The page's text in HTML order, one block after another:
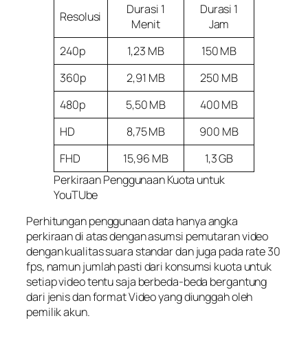
Resolusi
Durasi 1
Menit
Durasi 1
Jam
240p
1,23 MB
150 MB
360p
2,91 MB
250 MB
480p
5,50 MB
400 MB
HD
8,75 MB
900 MB
FHD
15,96 MB
1,3 GB
Perkiraan Penggunaan Kuota untuk
YouTUbe
Perhitungan penggunaan data hanya angka
perkiraan di atas dengan asumsi pemutaran video
dengan kualitas suara standar dan juga pada rate 30
fps, namun jumlah pasti dari konsumsi kuota untuk
setiap video tentu saja berbeda-beda bergantung
dari jenis dan format Video yang diunggah oleh
pemilik akun.